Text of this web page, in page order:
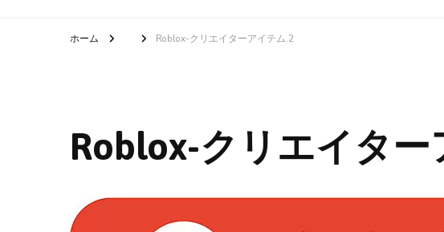
ホーム Roblox-クリエイターアイテム.2
Roblox-クリエイター